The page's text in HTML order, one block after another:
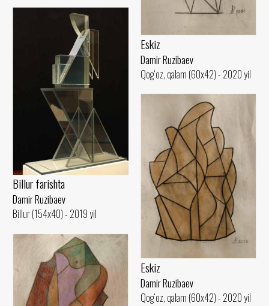
Eskiz
Damir Ruzibaev
Qog‘oz, qalam (60x42) - 2020 yil
Billur farishta
Damir Ruzibaev
Billur (154x40) - 2019 yil
Eskiz
Damir Ruzibaev
Qog‘oz, qalam (60x42) - 2020 yil